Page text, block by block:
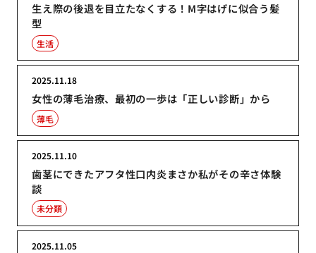
生え際の後退を目立たなくする！M字はげに似合う髪
型
生活
女性の薄毛治療、最初の一歩は「正しい診断」から
2025.11.18
薄毛
歯茎にできたアフタ性口内炎まさか私がその辛さ体験
談
2025.11.10
未分類
2025.11.05